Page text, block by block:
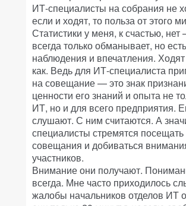
ИТ-специалисты на собрания не
если и ходят, то польза от этого
Статистики у меня, к счастью,
всегда только обманывает, но есть
наблюдения и впечатления.
как. Ведь для ИТ-специалиста
на совещание — это знак
ценности его знаний и опыта не
ИТ, но и для всего предприятия.
слушают. С ним считаются. А
специалисты стремятся посещать
совещания и добиваться
участников.
Внимание они получают.
всегда. Мне часто приходилось
жалобы начальников отделов ИТ